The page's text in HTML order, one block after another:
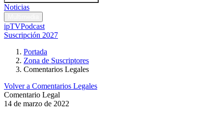
Noticias
ipTVPodcast
Suscripción 2027
Portada
Zona de Suscriptores
Comentarios Legales
Volver a Comentarios Legales
Comentario Legal
14 de marzo de 2022